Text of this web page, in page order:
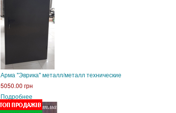
Арма "Эврика" металл/металл технические
5050.00 грн
Подробнее